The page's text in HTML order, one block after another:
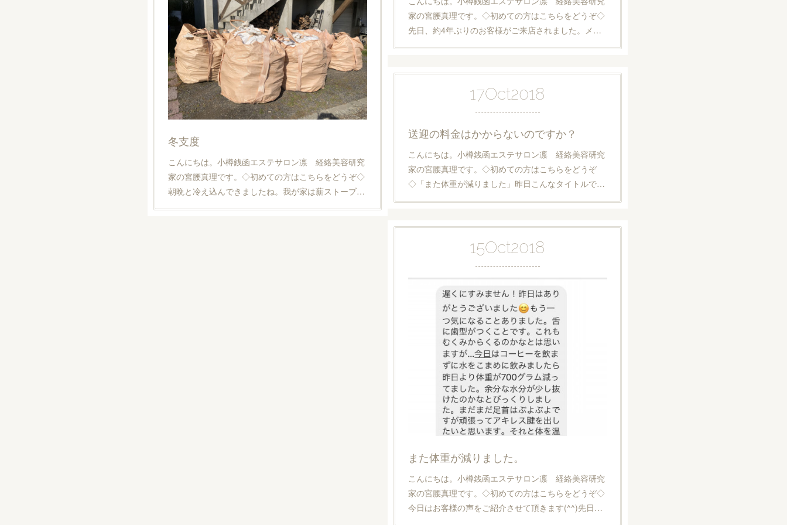
冬支度
こんにちは。小樽銭函エステサロン凛 経絡美容研究
家の宮腰真理です。◇初めての方はこちらをどうぞ◇
朝晩と冷え込んできましたね。我が家は薪ストーブ…
家の宮腰真理です。◇初めての方はこちらをどうぞ◇
先日、約4年ぶりのお客様がご来店されました。メ…
17Oct2018
送迎の料金はかからないのですか？
こんにちは。小樽銭函エステサロン凛 経絡美容研究
家の宮腰真理です。◇初めての方はこちらをどうぞ
◇「また体重が減りました」昨日こんなタイトルで…
15Oct2018
また体重が減りました。
こんにちは。小樽銭函エステサロン凛 経絡美容研究
家の宮腰真理です。◇初めての方はこちらをどうぞ◇
今日はお客様の声をご紹介させて頂きます(^^)先日…